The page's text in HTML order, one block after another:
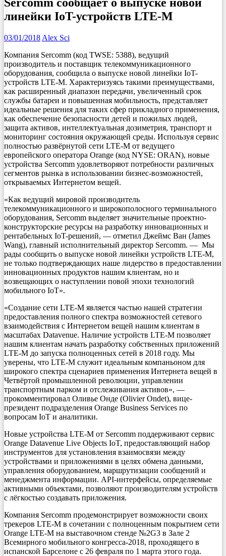
линейки IoT-устройств LTE-M
03/01/2018 Alex Sci
Компания Sercomm (код TWSE: 5388), ведущий
производитель и поставщик телекоммуникационного
оборудования, сообщила о выпуске новой линейки IoT-
устройств LTE-M. Характеризуясь такими преимуществами,
как расширенный диапазон передачи, увеличенный срок
службы батареи и повышенная мобильность, представляет
идеальные решения для таких сфер прикладного применения,
как обеспечение безопасности детей и пожилых людей,
защита активов, интеллектуальная дозиметрия, транспорт и
мониторинг состояния окружающей среды. Используя cервис
полностью развёрнутой сети LTE-M от ведущего
европейского оператора Orange (код NYSE: ORAN), новые
устройства Sercomm удовлетворяют потребности различных
сегментов рынка в использовании бизнес-возможностей,
открываемых Интернетом вещей.
«Как ведущий мировой производитель
телекоммуникационного и широкополосного терминального
оборудования, Sercomm выделяет значительные проектно-
конструкторские ресурсы на разработку инновационных и
рентабельных IoT-решений, — отметил Джеймс Ван (James
Wang), главный исполнительный директор Sercomm. — Мы
рады сообщить о выпуске новой линейки устройств LTE-M,
не только подтверждающих наше лидерство в предоставлении
инновационных продуктов нашим клиентам, но и
возвещающих о наступлении повой эпохи технологий
мобильного IoT».
«Создание сети LTE-M является частью нашей стратегии
предоставления полного спектра возможностей сетевого
взаимодействия с Интернетом вещей нашим клиентам в
масштабах Datavenue. Наличие устройств LTE-M позволяет
нашим клиентам начать разработку собственных приложений
LTE-M до запуска полноценных сетей в 2018 году. Мы
уверены, что LTE-M служит идеальным компаньоном для
широкого спектра сценариев применения Интернета вещей в
Четвёртой промышленной революции, управлении
транспортным парком и отслеживания активов», —
прокомментировал Оливье Онде (Olivier Ondet), вице-
президент подразделения Orange Business Services по
вопросам IoT и аналитики.
Новые устройства LTE-M от Sercomm поддерживают сервис
Orange Datavenue Live Objects IoT, предоставляющий набор
инструментов для установления взаимосвязи между
устройствами и приложениями в целях обмена данными,
управления оборудованием, маршрутизации сообщений и
менеджмента информации. API-интерфейсы, определяемые
активными объектами, позволяют производителям устройств
с лёгкостью создавать приложения.
Компания Sercomm продемонстрирует возможности своих
трекеров LTE-M в сочетании с полноценным покрытием сети
Orange LTE-M на выставочном стенде №2G3 в Зале 2
Всемирного мобильного конгресса-2018, проходящего в
испанской Барселоне с 26 февраля по 1 марта этого года.